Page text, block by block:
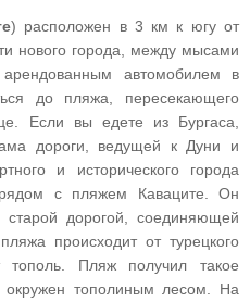
) расположен в 3 км к югу от
нового города, между мысами
автомобилем в
до пляжа, пересекающего
Если вы едете из Бургаса,
дороги, ведущей к Дуни и
и исторического города
с пляжем Каваците. Он
дорогой, соединяющей
происходит от турецкого
тополь. Пляж получил такое
окружен тополиным лесом. На